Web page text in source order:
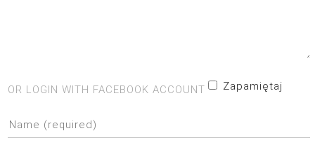
OR LOGIN WITH FACEBOOK ACCOUNT Zapamiętaj